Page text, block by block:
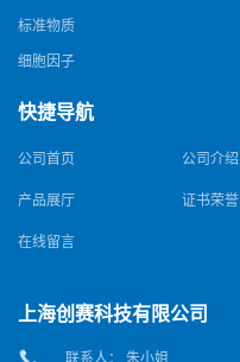
标准物质
细胞因子
快捷导航
公司首页 公司介绍
产品展厅 证书荣誉
在线留言
上海创赛科技有限公司
联系人： 朱小姐